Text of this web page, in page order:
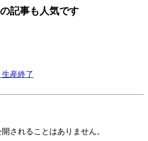
記事も人気です
産終了
されることはありません。